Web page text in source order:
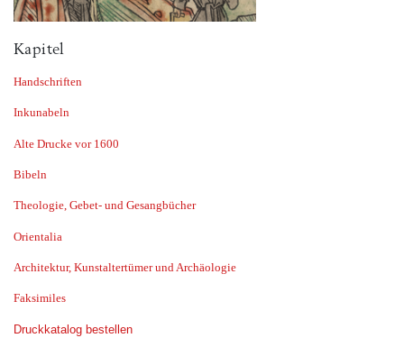
Kapitel
Handschriften
Inkunabeln
Alte Drucke vor 1600
Bibeln
Theologie, Gebet- und Gesangbücher
Orientalia
Architektur, Kunstaltertümer und Archäologie
Faksimiles
Druckkatalog bestellen